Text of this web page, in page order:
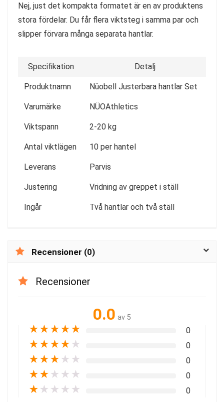
Nej, just det kompakta formatet är en av produktens
stora fördelar. Du får flera viktsteg i samma par och
slipper förvara många separata hantlar.
Specifikation Detalj
Produktnamn Nüobell Justerbara hantlar Set
Varumärke NÜOAthletics
Viktspann 2-20 kg
Antal viktlägen 10 per hantel
Leverans Parvis
Justering Vridning av greppet i ställ
Ingår Två hantlar och två ställ
Recensioner (0)
Recensioner
0.0 av 5
★★★★★ 0
★★★★ ★ 0
★★★ ★ ★ 0
★★ ★ ★ ★ 0
★ ★ ★ ★ ★ 0